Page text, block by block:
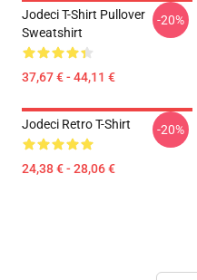
Jodeci T-Shirt Pullover
Sweatshirt
37,67 € - 44,11 €
-20%
Jodeci Retro T-Shirt
24,38 € - 28,06 €
-20%